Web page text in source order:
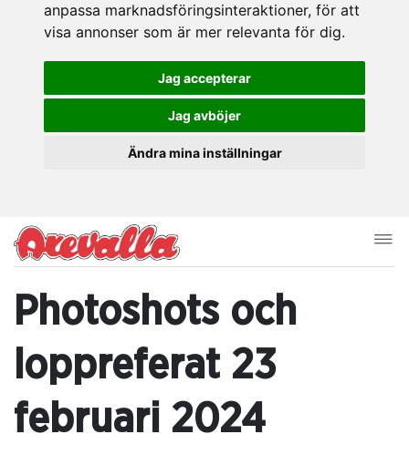
anpassa marknadsföringsinteraktioner, för att
visa annonser som är mer relevanta för dig.
Jag accepterar
Jag avböjer
Ändra mina inställningar
Photoshots och
loppreferat 23
februari 2024